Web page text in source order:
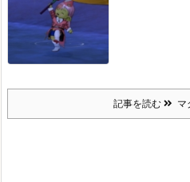
記事を読む マ